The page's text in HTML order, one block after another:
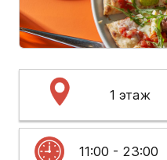
1 этаж
11:00 - 23:00